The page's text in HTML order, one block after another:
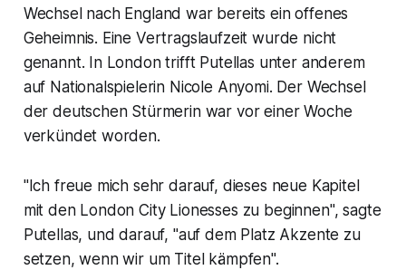
Wechsel nach England war bereits ein offenes
Geheimnis. Eine Vertragslaufzeit wurde nicht
genannt. In London trifft Putellas unter anderem
auf Nationalspielerin Nicole Anyomi. Der Wechsel
der deutschen Stürmerin war vor einer Woche
verkündet worden.
"Ich freue mich sehr darauf, dieses neue Kapitel
mit den London City Lionesses zu beginnen", sagte
Putellas, und darauf, "auf dem Platz Akzente zu
setzen, wenn wir um Titel kämpfen".